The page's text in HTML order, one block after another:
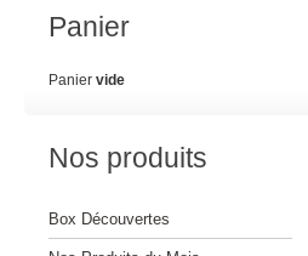
Panier
Panier vide
Nos produits
Box Découvertes